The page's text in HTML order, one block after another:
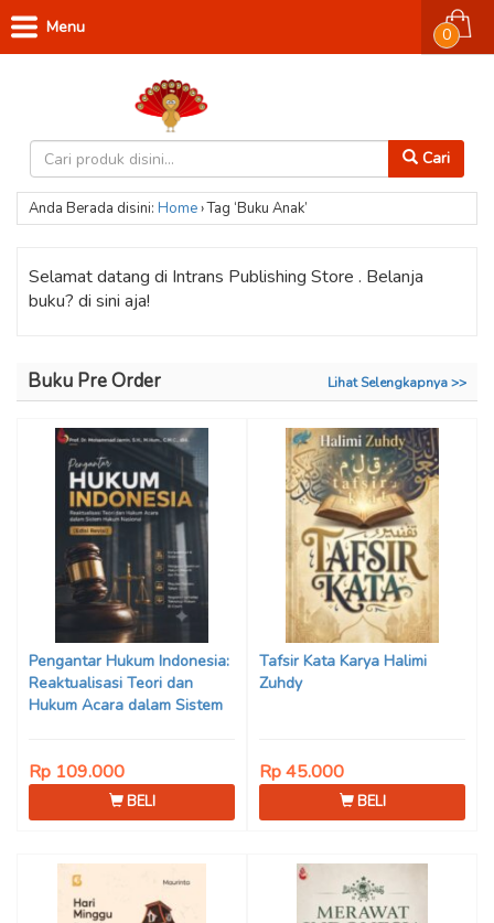
Cari
0
Menu
Anda Berada disini: Home›Tag ‘Buku Anak’
Selamat datang di Intrans Publishing Store . Belanja
buku? di sini aja!
Buku Pre Order Lihat Selengkapnya >>
Pengantar Hukum Indonesia:
Reaktualisasi Teori dan
Hukum Acara dalam Sistem
Jamin, S.H., M.Hum., dkk.
Rp 109.000
BELI
Tafsir Kata Karya Halimi
Zuhdy
Rp 45.000
BELI